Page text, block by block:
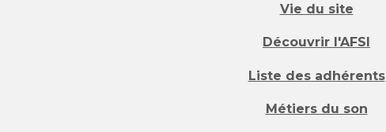
Vie du site
Découvrir l'AFSI
Liste des adhérents
Métiers du son